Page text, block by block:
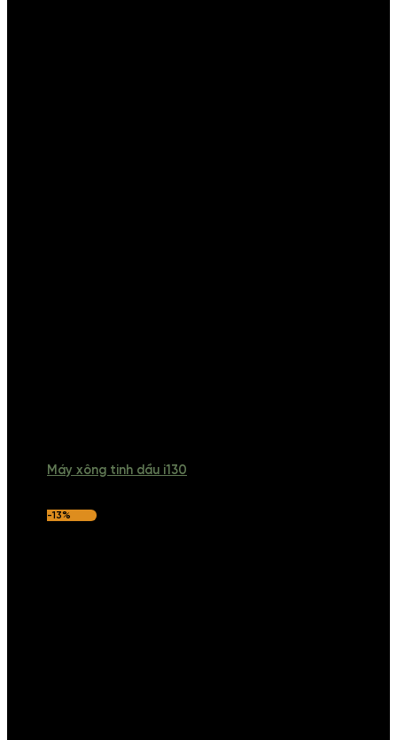
Máy xông tinh dầu i130
-13%